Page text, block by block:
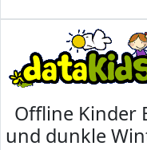
Offline Kinder
und dunkle